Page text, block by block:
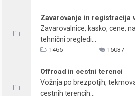
Zavarovanje in registracija
Zavarovalnice, kasko, cene,
tehnični pregledi...
1465 15037
Offroad in cestni terenci
Vožnja po brezpotjih,
cestnih terencih...